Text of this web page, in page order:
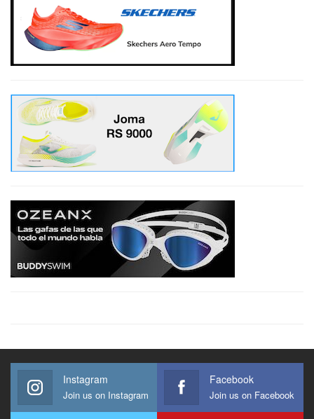
Instagram
Join us on Instagram
Facebook
Join us on Facebook